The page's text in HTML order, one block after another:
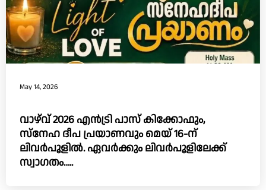
May 14, 2026
വാഴ്‌വ്‌ 2026 എൻട്രി പാസ് കിക്കോഫും,
സ്നേഹ ദീപ പ്രയാണവും മെയ് 16-ന്
ലിവർപൂളിൽ. ഏവർക്കും ലിവർപൂളിലേക്ക്
സ്വാഗതം…..